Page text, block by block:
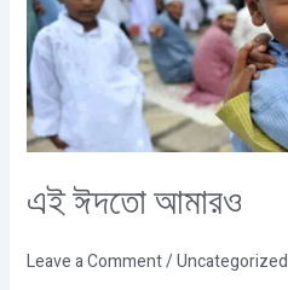
এই ঈদতো আমারও
Leave a Comment/Uncategorized